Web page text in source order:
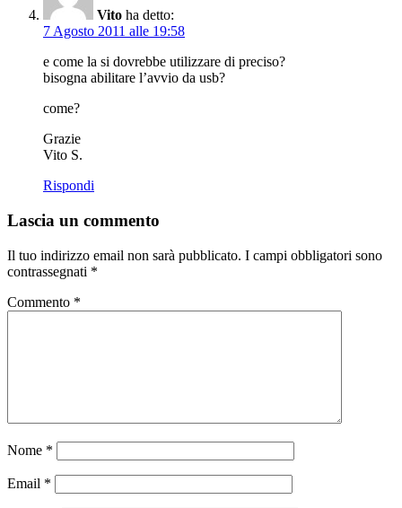
Vito ha detto:
7 Agosto 2011 alle 19:58
e come la si dovrebbe utilizzare di preciso?
bisogna abilitare l’avvio da usb?
come?
Grazie
Vito S.
Rispondi
Lascia un commento
Il tuo indirizzo email non sarà pubblicato. I campi obbligatori sono
contrassegnati *
Commento *
Nome *
Email *